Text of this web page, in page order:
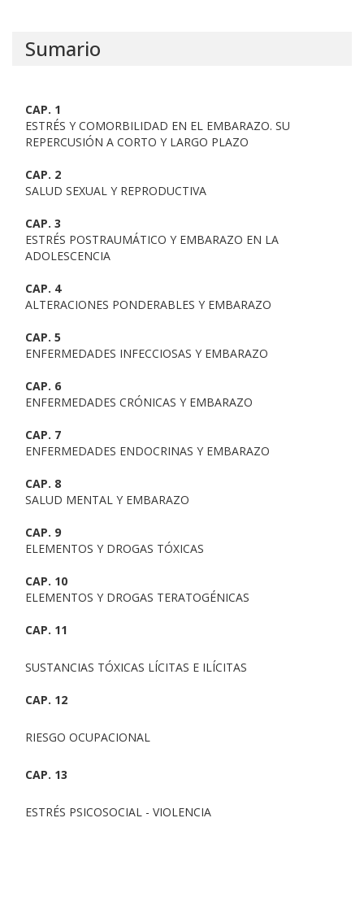
Sumario
CAP. 1
ESTRÉS Y COMORBILIDAD EN EL EMBARAZO. SU
REPERCUSIÓN A CORTO Y LARGO PLAZO
CAP. 2
SALUD SEXUAL Y REPRODUCTIVA
CAP. 3
ESTRÉS POSTRAUMÁTICO Y EMBARAZO EN LA
ADOLESCENCIA
CAP. 4
ALTERACIONES PONDERABLES Y EMBARAZO
CAP. 5
ENFERMEDADES INFECCIOSAS Y EMBARAZO
CAP. 6
ENFERMEDADES CRÓNICAS Y EMBARAZO
CAP. 7
ENFERMEDADES ENDOCRINAS Y EMBARAZO
CAP. 8
SALUD MENTAL Y EMBARAZO
CAP. 9
ELEMENTOS Y DROGAS TÓXICAS
CAP. 10
ELEMENTOS Y DROGAS TERATOGÉNICAS
CAP. 11
SUSTANCIAS TÓXICAS LÍCITAS E ILÍCITAS
CAP. 12
RIESGO OCUPACIONAL
CAP. 13
ESTRÉS PSICOSOCIAL - VIOLENCIA